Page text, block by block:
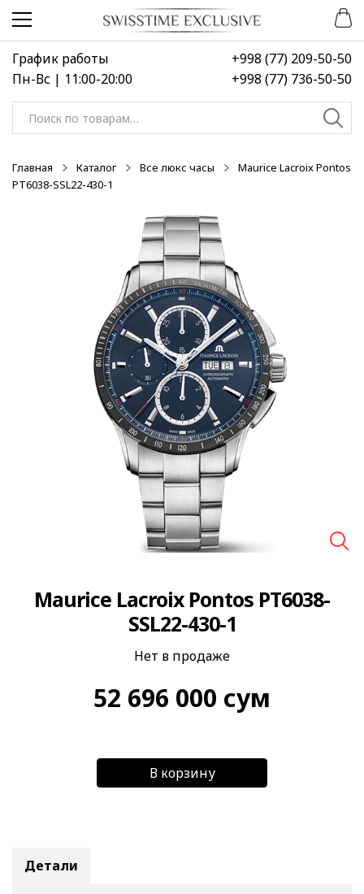
Перейти
навигации
Перейти
содержимому
График работы
Пн-Вс | 11:00-20:00
+998 (77) 209-50-50
+998 (77) 736-50-50
Искать:
Главная Каталог Все люкс часы
Maurice Lacroix Pontos
PT6038-SSL22-430-1
Maurice Lacroix Pontos PT6038-
SSL22-430-1
Нет в продаже
52 696 000 сум
В корзину
Детали